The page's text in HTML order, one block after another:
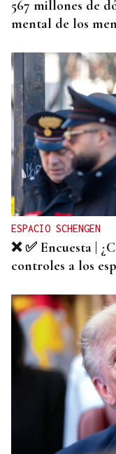
567 millones de
mental de los
ESPACIO SCHENGEN
❌ ✅ Encuesta |
controles a los